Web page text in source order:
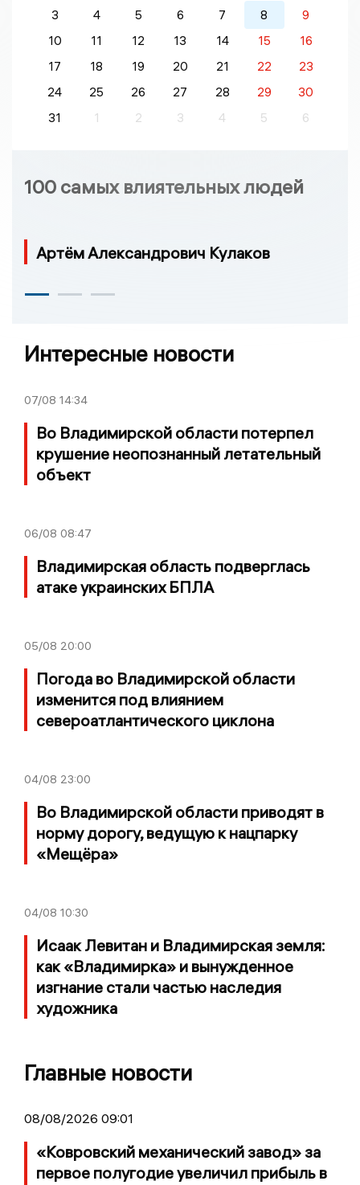
3
4 5 6 7 8
9
10
11 12 13 14 15
16
17
18 19 20 21 22
23
24
25 26 27 28 29
30
31
1 2 3 4 5 6
100 самых влиятельных людей
Артём Александрович Кулаков
Интересные новости
07/08 14:34
Во Владимирской области потерпел
крушение неопознанный летательный
объект
06/08 08:47
Владимирская область подверглась
атаке украинских БПЛА
05/08 20:00
Погода во Владимирской области
изменится под влиянием
североатлантического циклона
04/08 23:00
Во Владимирской области приводят в
норму дорогу, ведущую к нацпарку
«Мещёра»
04/08 10:30
Исаак Левитан и Владимирская земля:
как «Владимирка» и вынужденное
изгнание стали частью наследия
художника
Главные новости
08/08/2026 09:01
«Ковровский механический завод» за
первое полугодие увеличил прибыль в